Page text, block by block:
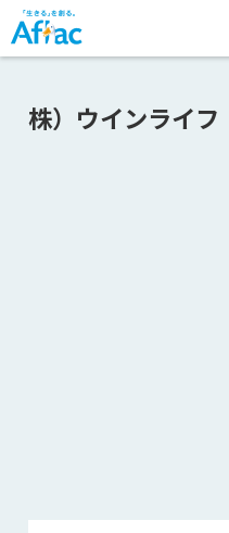
株）ウインライフ